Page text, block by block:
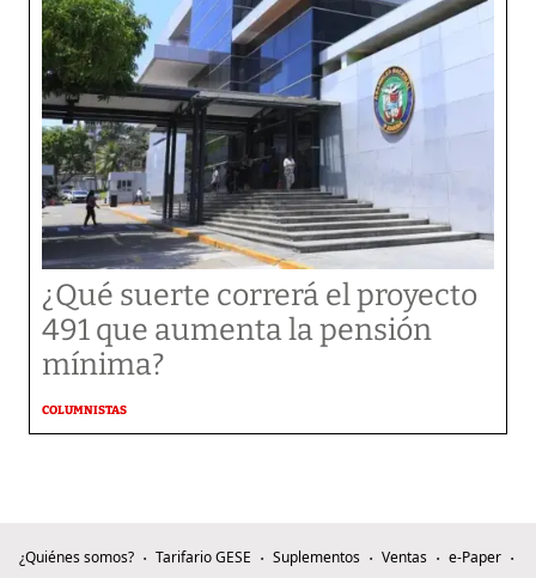
¿Qué suerte correrá el proyecto
491 que aumenta la pensión
mínima?
COLUMNISTAS
¿Quiénes somos? Tarifario GESE Suplementos Ventas
e-Paper